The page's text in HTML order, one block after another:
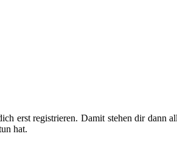
erst registrieren. Damit stehen dir
hat.